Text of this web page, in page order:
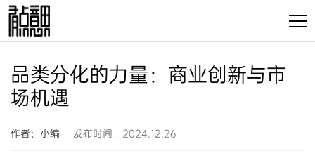
品类分化的力量：商业创新与市
场机遇
作者：小编 发布时间：2024.12.26